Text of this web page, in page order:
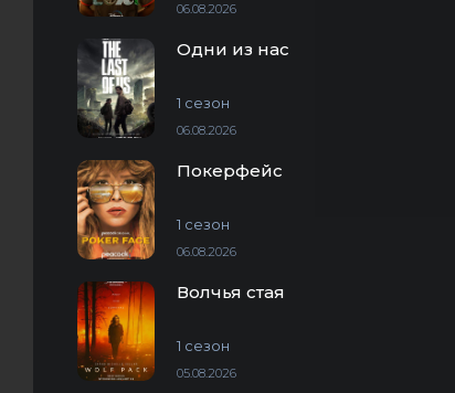
06.08.2026
Одни из нас
1 сезон
06.08.2026
Покерфейс
1 сезон
06.08.2026
Волчья стая
1 сезон
05.08.2026